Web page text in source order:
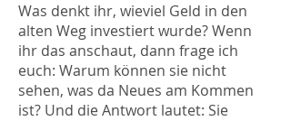
Was denkt ihr, wieviel Geld in den
alten Weg investiert wurde? Wenn
ihr das anschaut, dann frage ich
euch: Warum können sie nicht
sehen, was da Neues am Kommen
ist? Und die Antwort lautet: Sie